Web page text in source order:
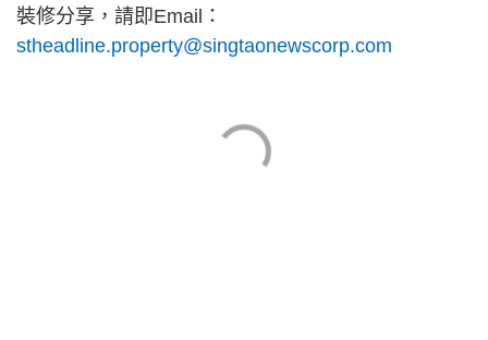
裝修分享，請即Email：
stheadline.property@singtaonewscorp.com